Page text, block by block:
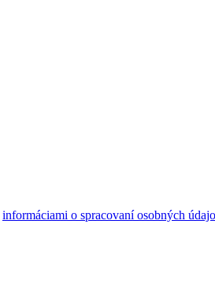
informáciami o spracovaní osobných